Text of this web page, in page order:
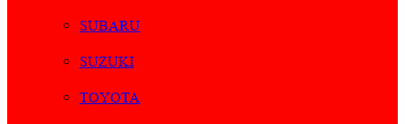
SUBARU
SUZUKI
TOYOTA